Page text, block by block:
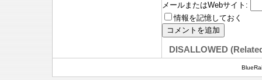
メールまたはWebサイト :
情報を記憶しておく
DISALLOWED